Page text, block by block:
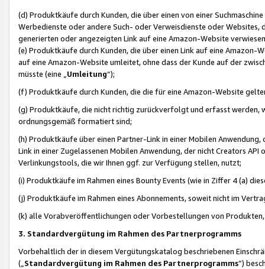
(d) Produktkäufe durch Kunden, die über einen von einer
Werbedienste oder andere Such- oder Verweisdienste oder Websites,
generierten oder angezeigten Link auf eine Amazon-Website
(e) Produktkäufe durch Kunden, die über einen Link auf eine
auf eine Amazon-Website umleitet, ohne dass der Kunde auf der
müsste (eine „ Umleitung“);
(f) Produktkäufe durch Kunden, die die für eine Amazon-Website
(g) Produktkäufe, die nicht richtig zurückverfolgt und erfasst werden,
ordnungsgemäß formatiert sind;
(h) Produktkäufe über einen Partner-Link in einer Mobilen
Link in einer Zugelassenen Mobilen Anwendung, der nicht Creators
Verlinkungstools, die wir Ihnen ggf. zur Verfügung stellen, nutzt;
(i) Produktkäufe im Rahmen eines Bounty Events (wie in Ziffer 4 (a)
(j) Produktkäufe im Rahmen eines Abonnements, soweit nicht im
(k) alle Vorabveröffentlichungen oder Vorbestellungen von
3. Standardvergütung im Rahmen des Partnerprogramms
Vorbehaltlich der in diesem Vergütungskatalog beschriebenen
(„ Standardvergütung im Rahmen des Partnerprogramms“)